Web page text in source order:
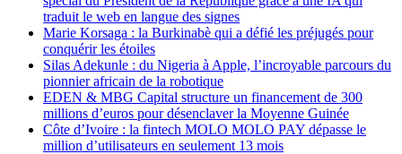
traduit le web en langue des signes
Marie Korsaga : la Burkinabè qui a défié les préjugés pour
conquérir les étoiles
Silas Adekunle : du Nigeria à Apple, l’incroyable parcours du
pionnier africain de la robotique
EDEN & MBG Capital structure un financement de 300
millions d’euros pour désenclaver la Moyenne Guinée
Côte d’Ivoire : la fintech MOLO MOLO PAY dépasse le
million d’utilisateurs en seulement 13 mois